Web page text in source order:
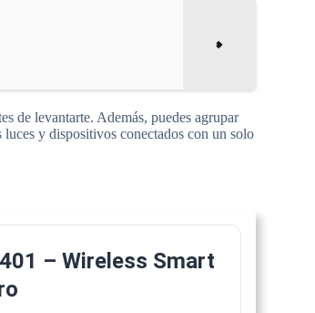
de levantarte. Además, puedes agrupar
y dispositivos conectados con un solo
– Wireless Smart